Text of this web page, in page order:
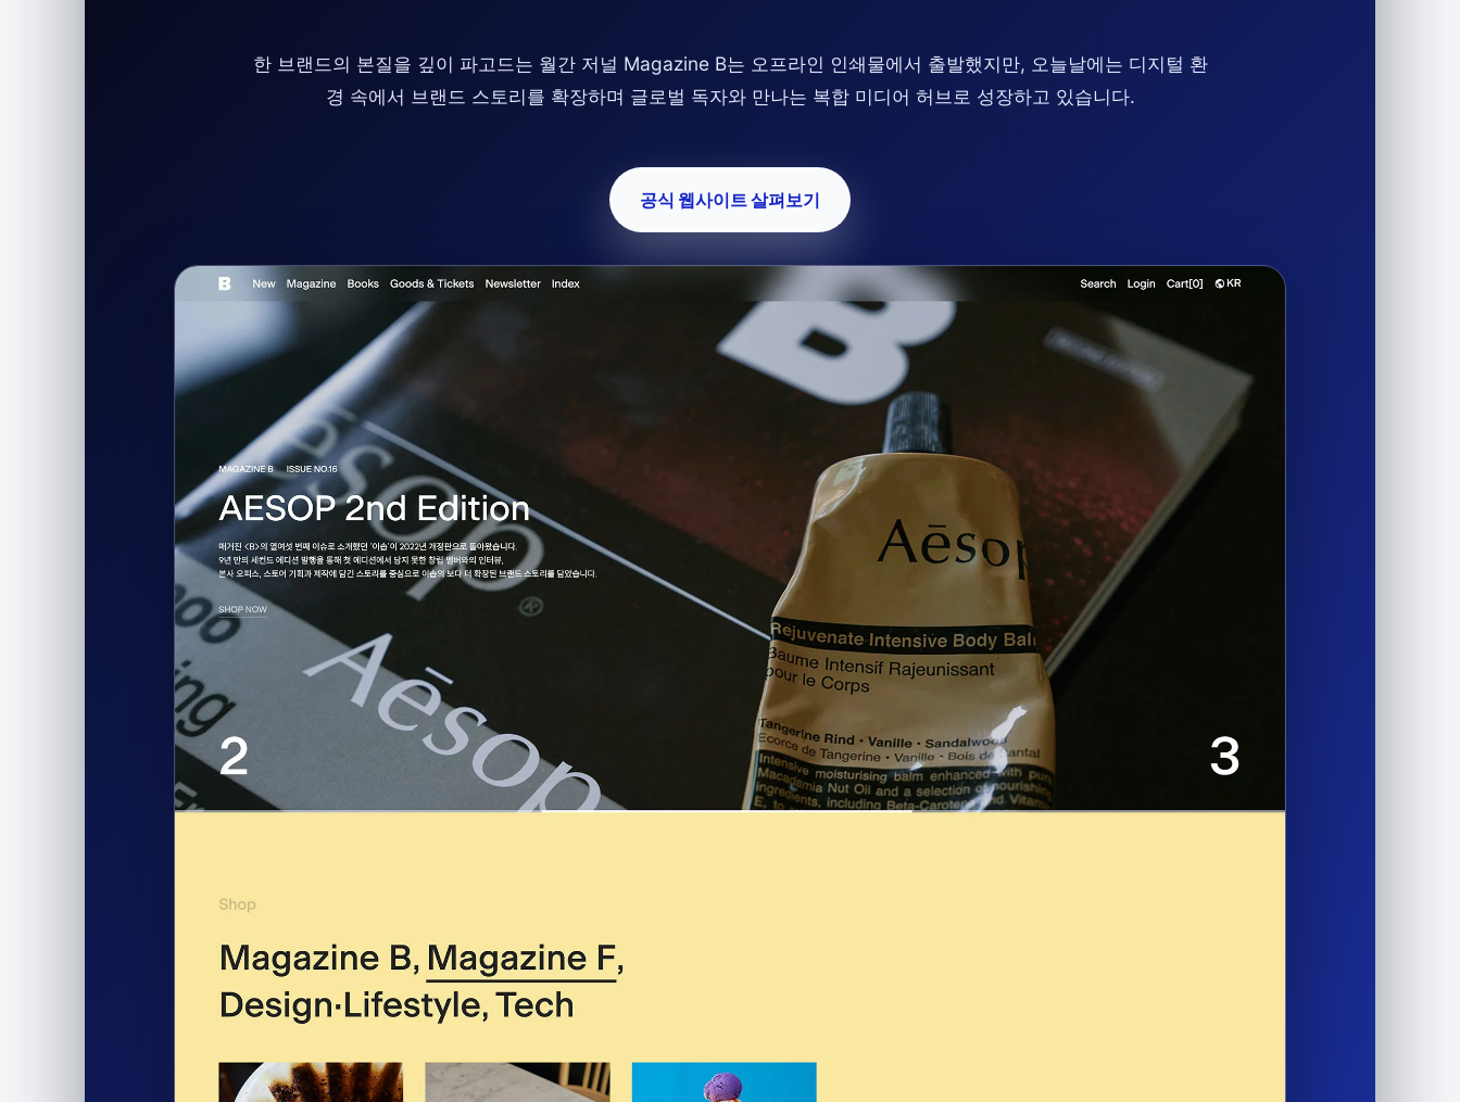
한 브랜드의 본질을 깊이 파고드는 월간 저널 Magazine B는 오프라인 인쇄물에서 출발했지만, 오늘날에는 디지털 환
경 속에서 브랜드 스토리를 확장하며 글로벌 독자와 만나는 복합 미디어 허브로 성장하고 있습니다.
공식 웹사이트 살펴보기